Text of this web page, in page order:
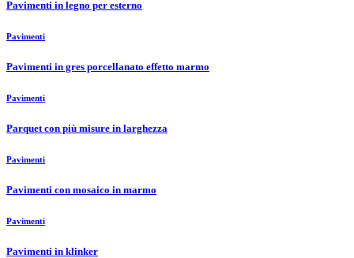
Pavimenti in legno per esterno
Pavimenti
Pavimenti in gres porcellanato effetto marmo
Pavimenti
Parquet con più misure in larghezza
Pavimenti
Pavimenti con mosaico in marmo
Pavimenti
Pavimenti in klinker